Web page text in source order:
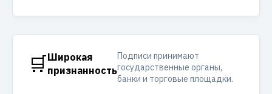
🛒Широкая
признанность
Подписи принимают
государственные органы,
банки и торговые площадки.